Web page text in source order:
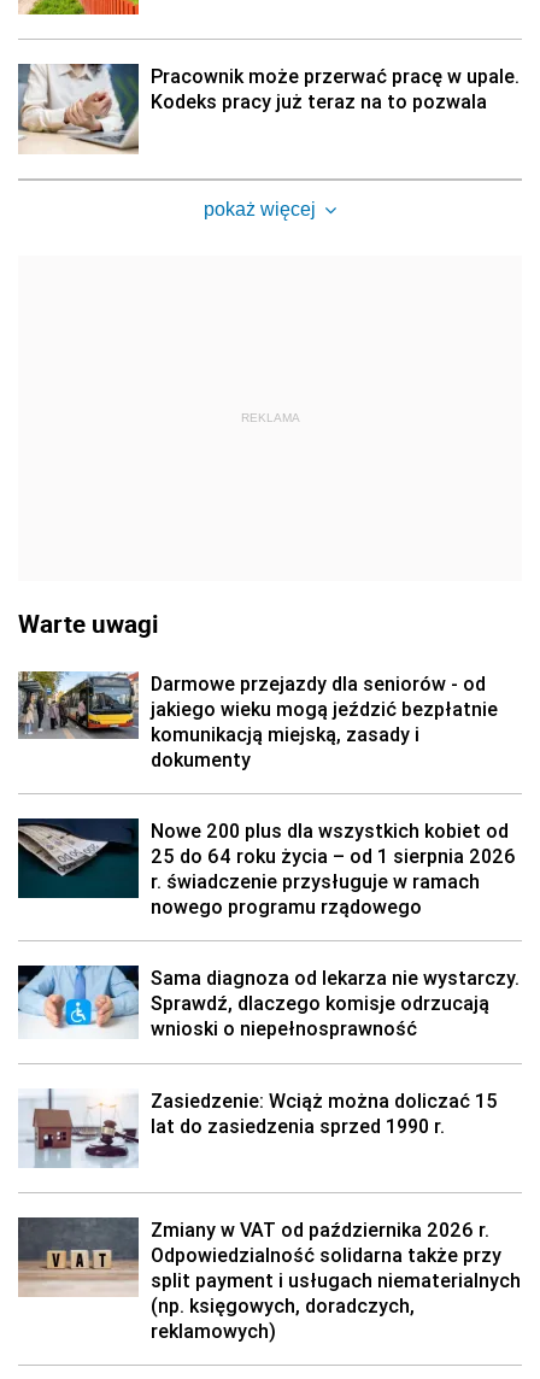
Pracownik może przerwać pracę w upale.
Kodeks pracy już teraz na to pozwala
pokaż więcej
REKLAMA
Warte uwagi
Darmowe przejazdy dla seniorów - od
jakiego wieku mogą jeździć bezpłatnie
komunikacją miejską, zasady i
dokumenty
Nowe 200 plus dla wszystkich kobiet od
25 do 64 roku życia – od 1 sierpnia 2026
r. świadczenie przysługuje w ramach
nowego programu rządowego
Sama diagnoza od lekarza nie wystarczy.
Sprawdź, dlaczego komisje odrzucają
wnioski o niepełnosprawność
Zasiedzenie: Wciąż można doliczać 15
lat do zasiedzenia sprzed 1990 r.
Zmiany w VAT od października 2026 r.
Odpowiedzialność solidarna także przy
split payment i usługach niematerialnych
(np. księgowych, doradczych,
reklamowych)